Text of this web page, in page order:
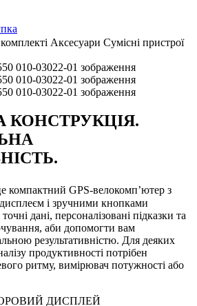
Аксесуари Сумісні пристрої
компактний GPS-велокомп’ютер з
і зручними кнопками
дані, персоналізовані підказки та
аби допомогти вам
результативністю. Для деяких
продуктивності потрібен
ритму, вимірювач потужності або